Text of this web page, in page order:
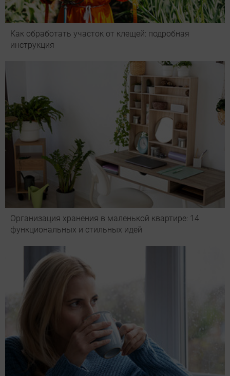
Как обработать участок от клещей: подробная
инструкция
Организация хранения в маленькой квартире: 14
функциональных и стильных идей